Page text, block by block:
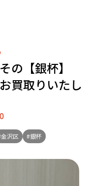
の【銀杯】
買取りいたし
沢区 #銀杯